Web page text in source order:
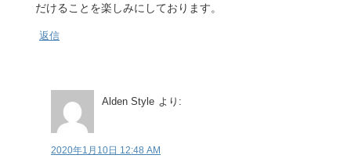
だけることを楽しみにしております。
返信
Alden Style より:
2020年1月10日 12:48 AM